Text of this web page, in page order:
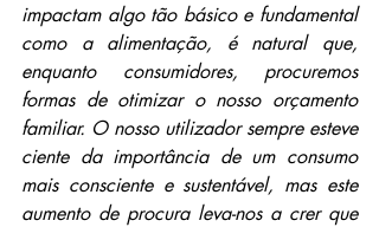
impactam algo tão básico e fundamental
como a alimentação, é natural que,
enquanto consumidores, procuremos
formas de otimizar o nosso orçamento
familiar. O nosso utilizador sempre esteve
ciente da importância de um consumo
mais consciente e sustentável, mas este
aumento de procura leva-nos a crer que